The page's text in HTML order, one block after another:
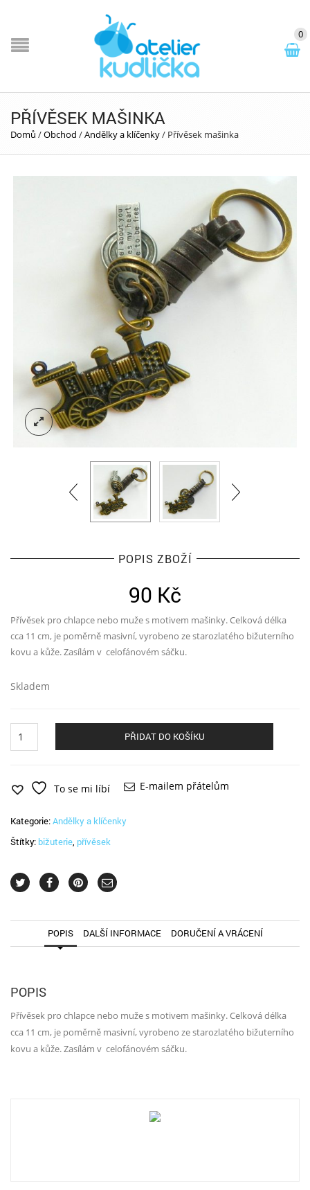
0
PŘÍVĚSEK MAŠINKA
Domů /Obchod /Andělky a klíčenky/ Přívěsek mašinka
POPIS ZBOŽÍ
90 Kč
Přívěsek pro chlapce nebo muže s motivem mašinky. Celková délka
cca 11 cm, je poměrně masivní, vyrobeno ze starozlatého bižuterního
kovu a kůže. Zasílám v celofánovém sáčku.
Skladem
mašinka
PŘIDAT DO KOŠÍKU
To se mi líbí E-mailem přátelům
Kategorie:Andělky a klíčenky
Štítky: bižuterie přívěsek
POPIS DALŠÍ INFORMACE DORUČENÍ A VRÁCENÍ
POPIS
Přívěsek pro chlapce nebo muže s motivem mašinky. Celková délka
cca 11 cm, je poměrně masivní, vyrobeno ze starozlatého bižuterního
kovu a kůže. Zasílám v celofánovém sáčku.